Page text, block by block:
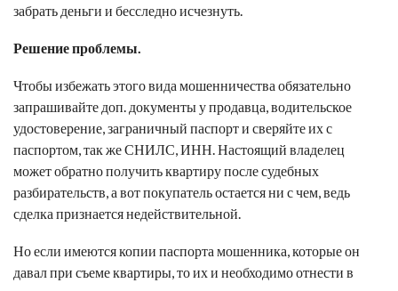
забрать деньги и бесследно исчезнуть.
Решение проблемы.
Чтобы избежать этого вида мошенничества обязательно
запрашивайте доп. документы у продавца, водительское
удостоверение, заграничный паспорт и сверяйте их с
паспортом, так же СНИЛС, ИНН. Настоящий владелец
может обратно получить квартиру после судебных
разбирательств, а вот покупатель остается ни с чем, ведь
сделка признается недействительной.
Но если имеются копии паспорта мошенника, которые он
давал при съеме квартиры, то их и необходимо отнести в